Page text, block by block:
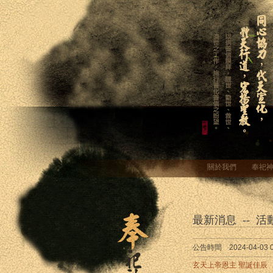
關於我們 奉祀
最新消息 -- 活
公告時間 2024-04-03
玄天上帝恩主 聖誕佳辰